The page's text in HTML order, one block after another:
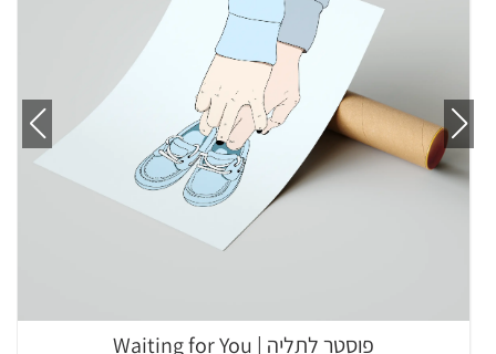
פוסטר לתליה | Waiting for You